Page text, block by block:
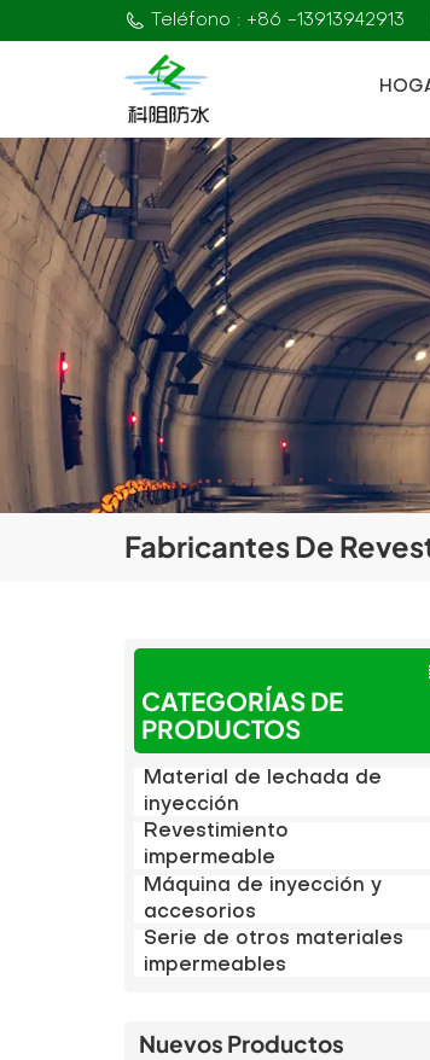
Teléfono : +86 -13913942913
Fabricantes De
CATEGORÍAS DE
PRODUCTOS
Material de lechada de
inyección
Revestimiento
impermeable
Máquina de inyección y
accesorios
Serie de otros materiales
impermeables
Nuevos Productos